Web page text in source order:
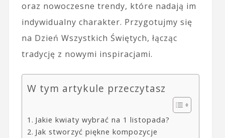
oraz nowoczesne trendy, które nadają im
indywidualny charakter. Przygotujmy się
na Dzień Wszystkich Świętych, łącząc
tradycję z nowymi inspiracjami.
W tym artykule przeczytasz
Jakie kwiaty wybrać na 1 listopada?
Jak stworzyć piękne kompozycje